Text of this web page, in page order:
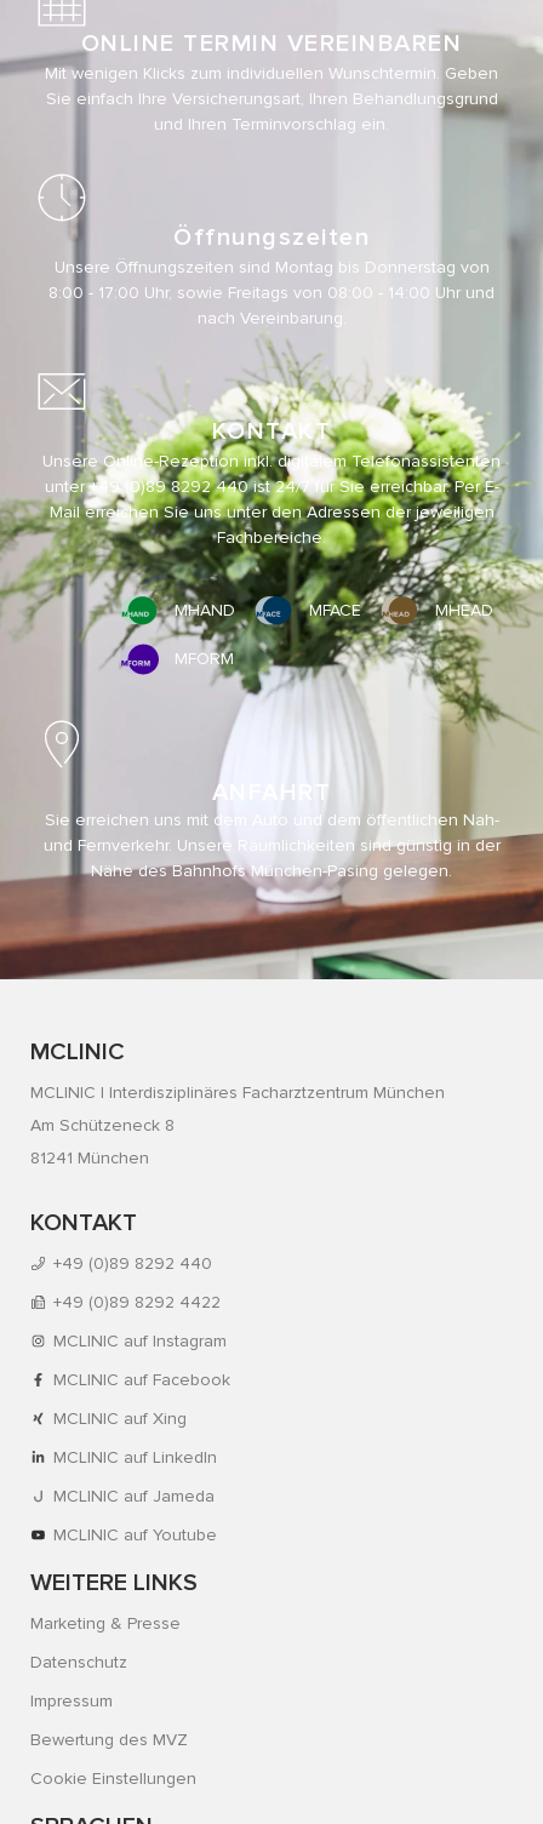
ONLINE TERMIN VEREINBAREN
Mit wenigen Klicks zum individuellen Wunschtermin. Geben
Sie einfach Ihre Versicherungsart, Ihren Behandlungsgrund
und Ihren Terminvorschlag ein.
Öffnungszeiten
Unsere Öffnungszeiten sind Montag bis Donnerstag von
8:00 - 17:00 Uhr, sowie Freitags von 08:00 - 14:00 Uhr und
nach Vereinbarung.
KONTAKT
Unsere Online-Rezeption inkl. digitalem Telefonassistenten
unter+49 (0)89 8292 440ist 24/7 für Sie erreichbar. Per E-
Mail erreichen Sie uns unter den Adressen der jeweiligen
Fachbereiche.
MHAND MFACE MHEAD
MFORM
ANFAHRT
Sie erreichen uns mit dem Auto und dem öffentlichen Nah-
und Fernverkehr. Unsere Räumlichkeiten sind günstig in der
Nähe des Bahnhofs München-Pasing gelegen.
MCLINIC
MCLINIC | Interdisziplinäres Facharztzentrum München
Am Schützeneck 8
81241 München
KONTAKT
+49 (0)89 8292 440
+49 (0)89 8292 4422
MCLINIC auf Instagram
MCLINIC auf Facebook
MCLINIC auf Xing
MCLINIC auf LinkedIn
MCLINIC auf Jameda
MCLINIC auf Youtube
WEITERE LINKS
Marketing & Presse
Datenschutz
Impressum
Bewertung des MVZ
Cookie Einstellungen